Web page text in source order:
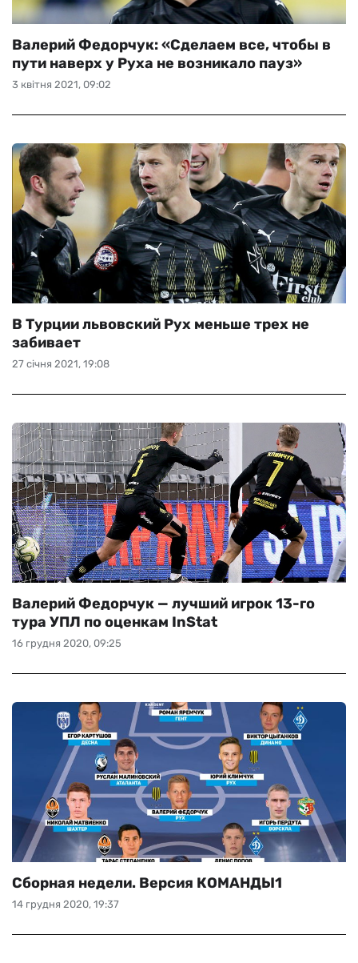
3 квітня 2021, 09:02
Валерий Федорчук: «Сделаем все, чтобы в
пути наверх у Руха не возникало пауз»
27 січня 2021, 19:08
В Турции львовский Рух меньше трех не
забивает
16 грудня 2020, 09:25
Валерий Федорчук — лучший игрок 13-го
тура УПЛ по оценкам InStat
14 грудня 2020, 19:37
Сборная недели. Версия КОМАНДЫ1